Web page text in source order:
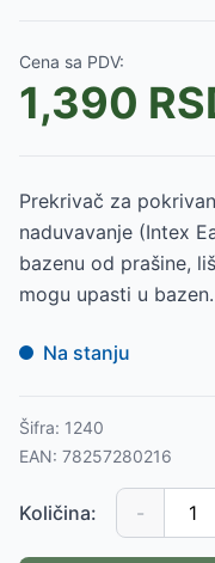
Cena sa PDV:
1,390
Prekrivač za
naduvavanje (Intex
bazenu od prašine,
mogu upasti u
Na stanju
Šifra: 1240
EAN: 78257280216
Količina: -